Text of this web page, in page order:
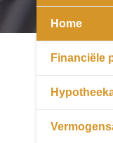
Home
Financiële